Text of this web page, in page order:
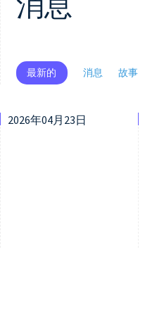
最新的 消息 故事
2026年04月23日